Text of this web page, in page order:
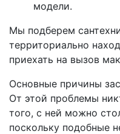
модели.
Мы подберем
территориально
приехать на вызов
Основные причины
От этой проблемы
того, с ней можно
поскольку подобные